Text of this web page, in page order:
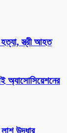
স্ত্রী আহত
অ্যাসোসিয়েশনের
উদ্ধার